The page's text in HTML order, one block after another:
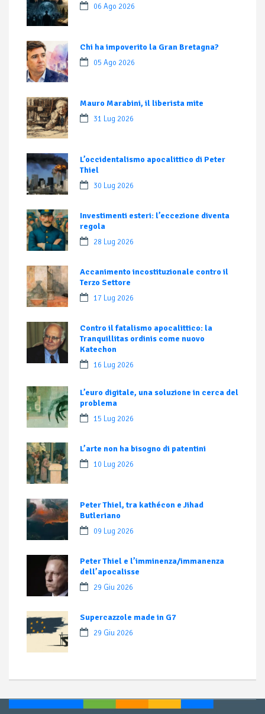
06 Ago 2026
Chi ha impoverito la Gran Bretagna?
05 Ago 2026
Mauro Marabini, il liberista mite
31 Lug 2026
L’occidentalismo apocalittico di Peter
Thiel
30 Lug 2026
Investimenti esteri: l’eccezione diventa
regola
28 Lug 2026
Accanimento incostituzionale contro il
Terzo Settore
17 Lug 2026
Contro il fatalismo apocalittico: la
Tranquillitas ordinis come nuovo
Katechon
16 Lug 2026
L’euro digitale, una soluzione in cerca del
problema
15 Lug 2026
L’arte non ha bisogno di patentini
10 Lug 2026
Peter Thiel, tra kathécon e Jihad
Butleriano
09 Lug 2026
Peter Thiel e l’imminenza/immanenza
dell’apocalisse
29 Giu 2026
Supercazzole made in G7
29 Giu 2026